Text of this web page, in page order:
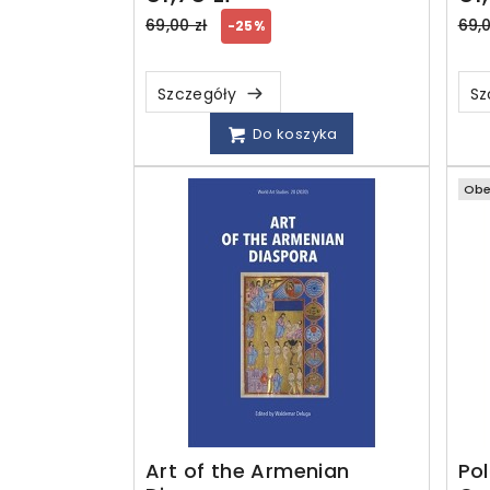
Regular
69,00 zł -25%
Szczegóły
Do koszyka
Art of the Armenian